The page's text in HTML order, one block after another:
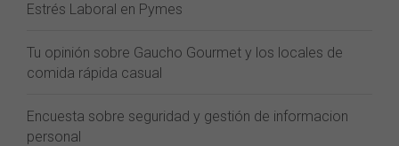
Estrés Laboral en Pymes
Tu opinión sobre Gaucho Gourmet y los locales de
comida rápida casual
Encuesta sobre seguridad y gestión de informacion
personal